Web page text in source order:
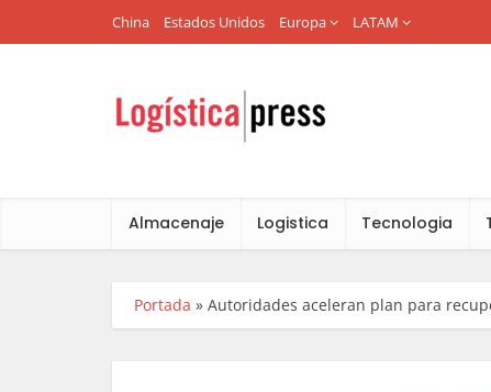
China Estados Unidos Europa LATAM
Almacenaje Logistica Tecnologia
Portada » Autoridades aceleran plan para